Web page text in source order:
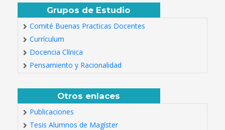
Grupos de Estudio
Comité Buenas Practicas Docentes
Currículum
Docencia Clínica
Pensamiento y Racionalidad
Otros enlaces
Publicaciones
Tesis Alumnos de Magíster